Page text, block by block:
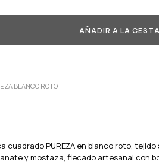
AÑADIR A LA CESTA
BLANCO ROTO
cuadrado PUREZA en blanco roto,
y mostaza, flecado artesanal con